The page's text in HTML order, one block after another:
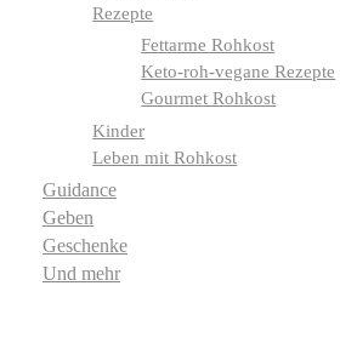
Rezepte
Fettarme Rohkost
Keto-roh-vegane Rezepte
Gourmet Rohkost
Kinder
Leben mit Rohkost
Guidance
Geben
Geschenke
Und mehr